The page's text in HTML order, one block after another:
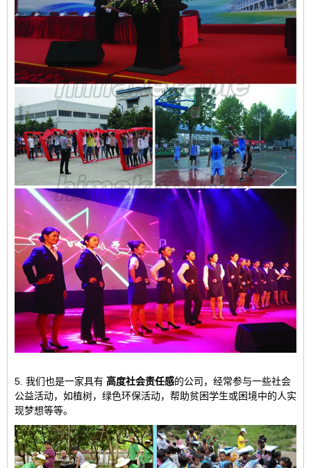
5. 我们也是一家具有 高度社会责任感的公司，经常参与一些社会
公益活动，如植树，绿色环保活动， 帮助贫困学生或困境中的人实
现梦想等等。